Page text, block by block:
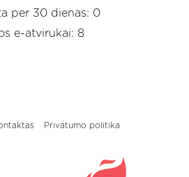
per 30 dienas: 0
e-atvirukai: 8
Privatumo politika